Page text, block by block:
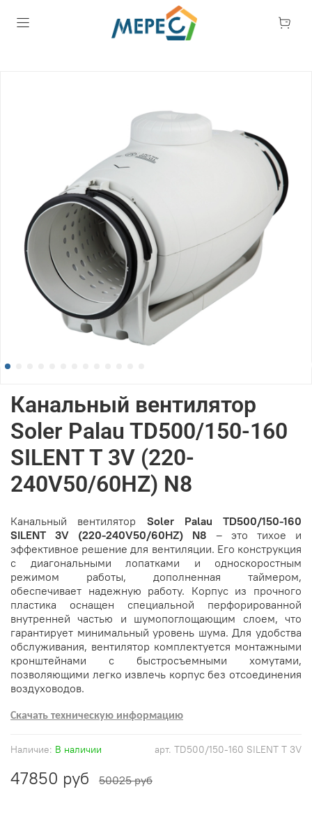
арт. TD500/150-160 SILENT T 3V
Наличие: В наличии
Канальный вентилятор
Soler Palau TD500/150-160
SILENT T 3V (220-
240V50/60HZ) N8
47850 руб 50025 руб
Канальный вентилятор Soler Palau TD500/150-160
SILENT 3V (220-240V50/60HZ) N8 – это тихое и
эффективное решение для вентиляции. Его конструкция
с диагональными лопатками и односкоростным
режимом работы, дополненная таймером,
обеспечивает надежную работу. Корпус из прочного
пластика оснащен специальной перфорированной
внутренней частью и шумопоглощающим слоем, что
гарантирует минимальный уровень шума. Для удобства
обслуживания, вентилятор комплектуется монтажными
кронштейнами с быстросъемными хомутами,
позволяющими легко извлечь корпус без отсоединения
воздуховодов.
Скачать техническую информацию